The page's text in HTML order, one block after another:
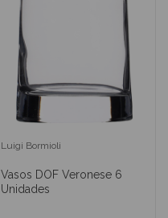
Luigi Bormioli
Vasos DOF Veronese 6
Unidades